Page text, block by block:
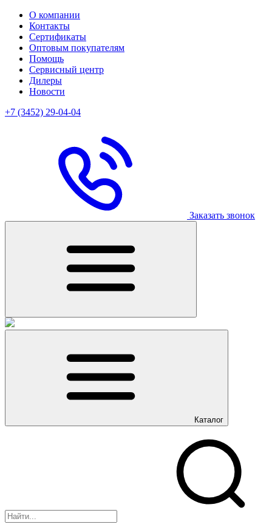
О компании
Контакты
Сертификаты
Оптовым покупателям
Помощь
Сервисный центр
Дилеры
Новости
+7 (3452) 29-04-04
Заказать звонок
Каталог